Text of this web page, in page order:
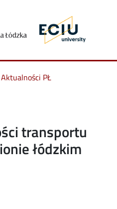
Aktualności PŁ
transportu
łódzkim